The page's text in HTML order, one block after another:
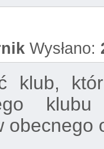
Wysłano:
klub,
obecnego